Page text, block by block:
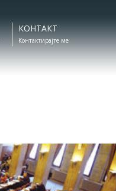
КОНТАКТ
Контактирајте ме